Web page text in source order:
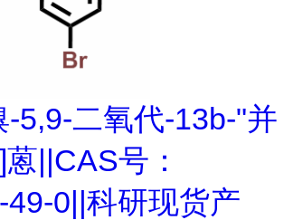
-5,9-二氧代-13b-"并
||CAS号：
0||科研现货产